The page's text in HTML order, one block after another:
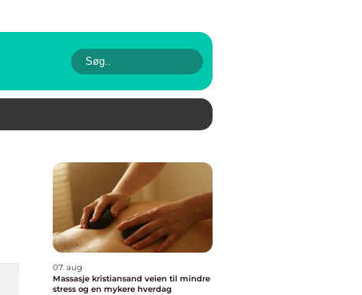
07. aug
Massasje kristiansand veien til mindre
stress og en mykere hverdag